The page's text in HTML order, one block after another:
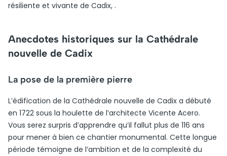
résiliente et vivante de Cadix, .
Anecdotes historiques sur la Cathédrale
nouvelle de Cadix
La pose de la première pierre
L’édification de la Cathédrale nouvelle de Cadix a débuté
en 1722 sous la houlette de l’architecte Vicente Acero.
Vous serez surpris d’apprendre qu’il fallut plus de 116 ans
pour mener à bien ce chantier monumental. Cette longue
période témoigne de l’ambition et de la complexité du